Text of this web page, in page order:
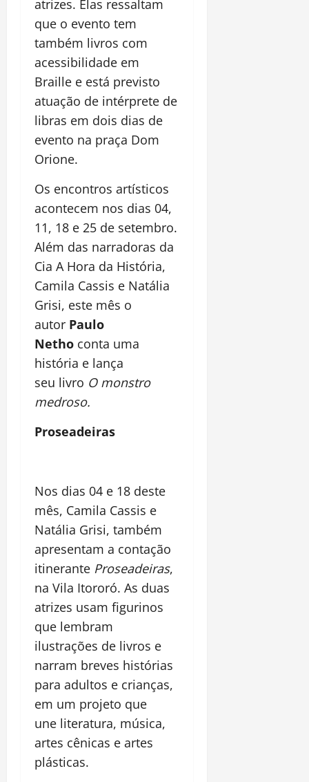
atrizes. Elas ressaltam
que o evento tem
também livros com
acessibilidade em
Braille e está previsto
atuação de intérprete de
libras em dois dias de
evento na praça Dom
Orione.
Os encontros artísticos
acontecem nos dias 04,
11, 18 e 25 de setembro.
Além das narradoras da
Cia A Hora da História,
Camila Cassis e Natália
Grisi, este mês o
autor Paulo
Netho conta uma
história e lança
seu livro O monstro
medroso.
Proseadeiras
Nos dias 04 e 18 deste
mês, Camila Cassis e
Natália Grisi, também
apresentam a contação
itinerante Proseadeiras,
na Vila Itororó. As duas
atrizes usam figurinos
que lembram
ilustrações de livros e
narram breves histórias
para adultos e crianças,
em um projeto que
une literatura, música,
artes cênicas e artes
plásticas.